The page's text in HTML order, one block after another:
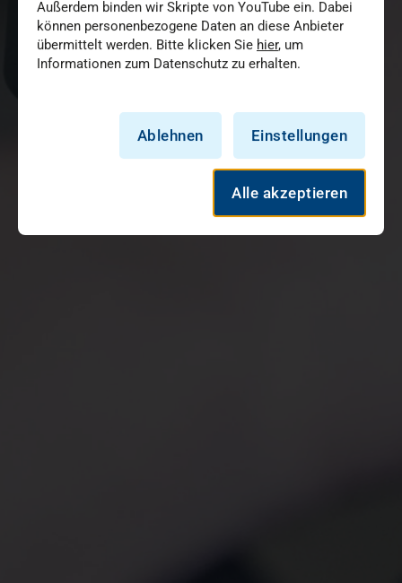
Außerdem binden wir Skripte von YouTube ein. Dabei
können personenbezogene Daten an diese Anbieter
übermittelt werden. Bitte klicken Sie hier, um
Informationen zum Datenschutz zu erhalten.
Ablehnen Einstellungen
Alle akzeptieren